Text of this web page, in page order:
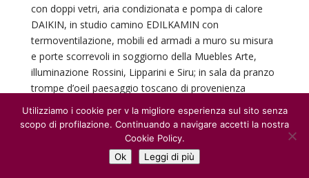
con doppi vetri, aria condizionata e pompa di calore
DAIKIN, in studio camino EDILKAMIN con
termoventilazione, mobili ed armadi a muro su misura
e porte scorrevoli in soggiorno della Muebles Arte,
illuminazione Rossini, Lipparini e Siru; in sala da pranzo
trompe d’oeil paesaggio toscano di provenienza
bagno padronale piano lavandini in marmo rosa e
doccia in mosaico Sicis DEGRADE’ e vasca JACUZZI,
nella camera da letto padronale troviamo un ponte in
legno di noce che decora la parete, in cucina un
Utilizziamo i cookie per v la migliore esperienza sul sito senza
scopo di profilazione. Continuando a navigare accetti la nostra
Cookie Policy.
Ok
Leggi di più